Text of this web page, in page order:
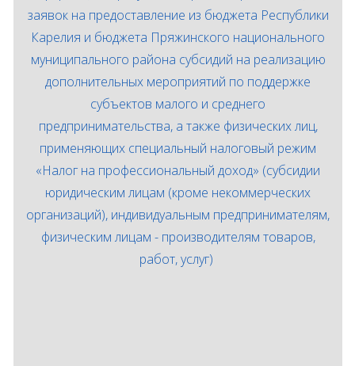
заявок на предоставление из бюджета Республики
Карелия и бюджета Пряжинского национального
муниципального района субсидий на реализацию
дополнительных мероприятий по поддержке
субъектов малого и среднего
предпринимательства, а также физических лиц,
применяющих специальный налоговый режим
«Налог на профессиональный доход» (субсидии
юридическим лицам (кроме некоммерческих
организаций), индивидуальным предпринимателям,
физическим лицам - производителям товаров,
работ, услуг)